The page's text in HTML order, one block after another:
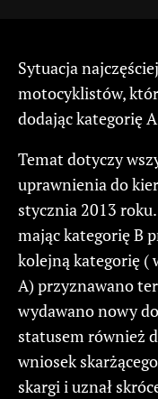
Sytuacja
motocyklistów,
dodając kategorię
Temat dotyczy
uprawnienia do
stycznia 2013
mając kategorię B
kolejną kategorię (
A) przyznawano
wydawano nowy
statusem również
wniosek
skargi i uznał